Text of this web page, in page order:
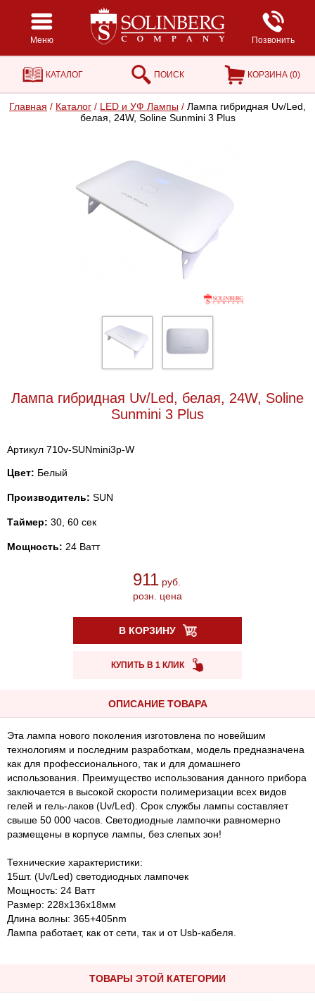
Меню Позвонить
КАТАЛОГ ПОИСК КОРЗИНА (0)
Главная / Каталог / LED и УФ Лампы / Лампа гибридная Uv/Led,
белая, 24W, Soline Sunmini 3 Plus
Лампа гибридная Uv/Led, белая, 24W, Soline
Sunmini 3 Plus
Артикул 710v-SUNmini3p-W
Цвет: Белый
Производитель: SUN
Таймер: 30, 60 сек
Мощность: 24 Ватт
911 руб.
розн. цена
В КОРЗИНУ
КУПИТЬ В 1 КЛИК
ОПИСАНИЕ ТОВАРА
Эта лампа нового поколения изготовлена по новейшим
технологиям и последним разработкам, модель предназначена
как для профессионального, так и для домашнего
использования. Преимущество использования данного прибора
заключается в высокой скорости полимеризации всех видов
гелей и гель-лаков (Uv/Led). Срок службы лампы составляет
свыше 50 000 часов. Светодиодные лампочки равномерно
размещены в корпусе лампы, без слепых зон!
Технические характеристики:
15шт. (Uv/Led) светодиодных лампочек
Мощность: 24 Ватт
Размер: 228х136х18мм
Длина волны: 365+405nm
Лампа работает, как от сети, так и от Usb-кабеля.
ТОВАРЫ ЭТОЙ КАТЕГОРИИ